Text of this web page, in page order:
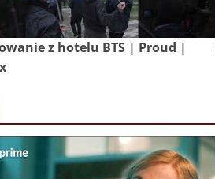
z hotelu BTS | Proud |